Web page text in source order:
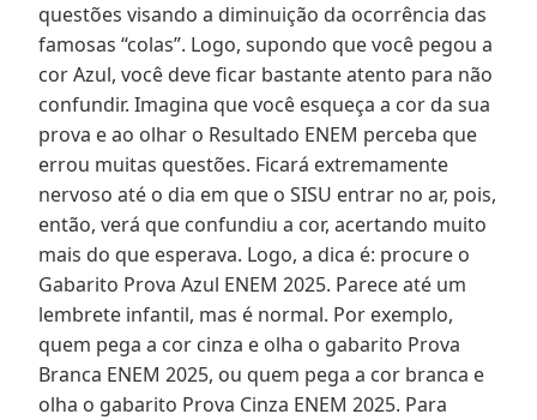
questões visando a diminuição da ocorrência das
famosas “colas”. Logo, supondo que você pegou a
cor Azul, você deve ficar bastante atento para não
confundir. Imagina que você esqueça a cor da sua
prova e ao olhar o Resultado ENEM perceba que
errou muitas questões. Ficará extremamente
nervoso até o dia em que o SISU entrar no ar, pois,
então, verá que confundiu a cor, acertando muito
mais do que esperava. Logo, a dica é: procure o
Gabarito Prova Azul ENEM 2025. Parece até um
lembrete infantil, mas é normal. Por exemplo,
quem pega a cor cinza e olha o gabarito Prova
Branca ENEM 2025, ou quem pega a cor branca e
olha o gabarito Prova Cinza ENEM 2025. Para